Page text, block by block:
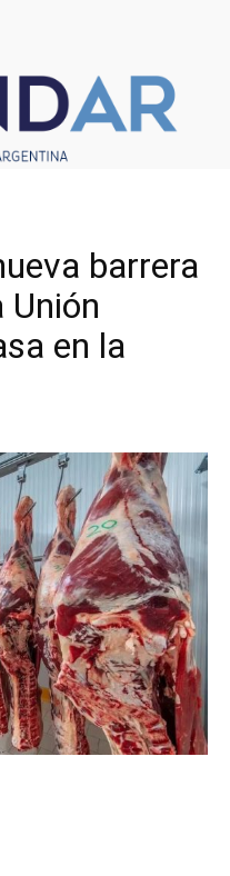
barrera
Unión
en la